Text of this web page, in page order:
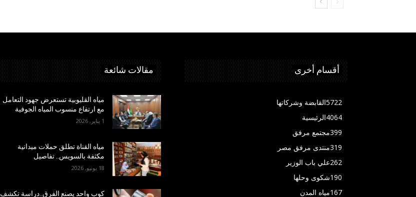
مقالات شائعة
مياه القليوبية تستعرض جهود التعامل
مع ارتفاع منسوب المياه الجوفية
1 يناير, 2026
مياه القناة تطلق حملات ميدانية
مكثفة بالسويس.. تفاصيل
18 يونيو, 2026
كوب واحد يصنع الفرق..دراسة تكشف
أقسام أخرى
القابضة وشركاتها5722
الرئيسية4064
مجتمع مرفق399
منتدى مرفق مصر319
علي باب الوزير262
شكوى وحلها190
مياه المدن167